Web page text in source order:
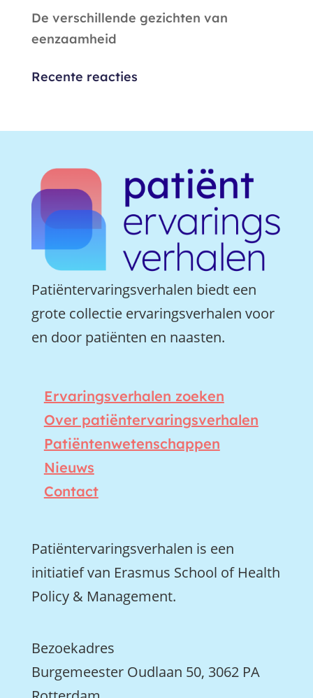
De verschillende gezichten van
eenzaamheid
Recente reacties
Patiëntervaringsverhalen biedt een
grote collectie ervaringsverhalen voor
en door patiënten en naasten.
Ervaringsverhalen zoeken
Over patiëntervaringsverhalen
Patiëntenwetenschappen
Nieuws
Contact
Patiëntervaringsverhalen is een
initiatief van Erasmus School of Health
Policy & Management.
Bezoekadres
Burgemeester Oudlaan 50, 3062 PA